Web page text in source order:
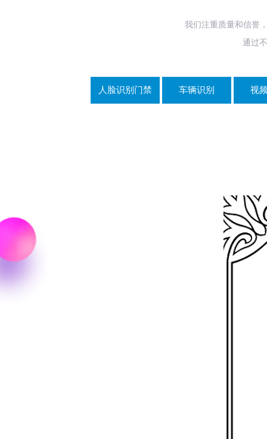
我们注重质量和信誉
通过
人脸识别门禁 车辆识别 视